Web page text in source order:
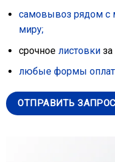
самовывоз рядом с
миру;
срочное листовкиза
любые формы
ОТПРАВИТЬ ЗАПРОС